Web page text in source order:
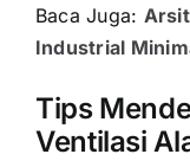
Baca Juga:
Industrial
Tips
Ventilasi